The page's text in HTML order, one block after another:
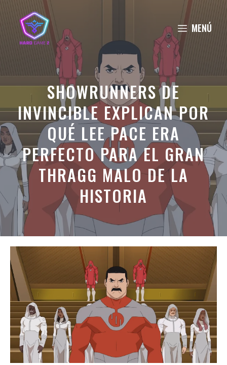
Saltar
al
contenido
MENÚ
SHOWRUNNERS DE
INVINCIBLE EXPLICAN POR
QUÉ LEE PACE ERA
PERFECTO PARA EL GRAN
THRAGG MALO DE LA
HISTORIA